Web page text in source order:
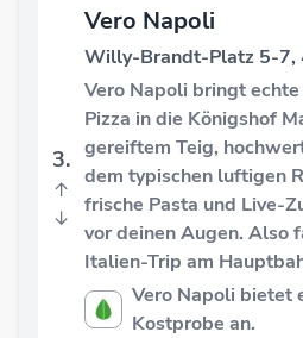
3.
↑
↓
Vero Napoli
Willy-Brandt-Platz 5-7,
Vero Napoli bringt
Pizza in die Königshof
gereiftem Teig,
dem typischen luftigen
frische Pasta und Live-
vor deinen Augen. Also
Italien-Trip am
Vero Napoli bietet
Kostprobe an.